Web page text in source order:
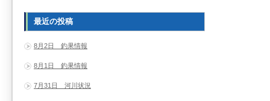
最近の投稿
8月2日 釣果情報
8月1日 釣果情報
7月31日 河川状況